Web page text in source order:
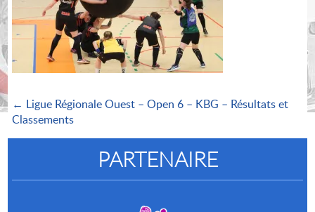
← Ligue Régionale Ouest – Open 6 – KBG – Résultats et
Classements
PARTENAIRE